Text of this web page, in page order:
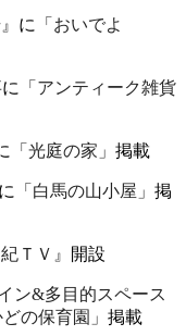
に
「おいでよ
に
「アンティーク雑貨
「光庭の家」 掲載
に 「白馬の山小屋」 掲
ＴＶ』 開設
ン&多目的スペース
の保育園」 掲載